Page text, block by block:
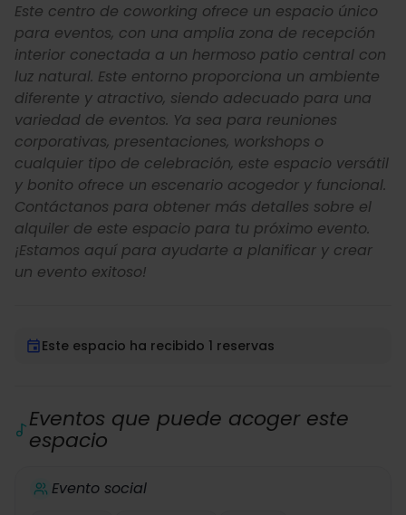
Este centro de coworking ofrece un espacio único
para eventos, con una amplia zona de recepción
interior conectada a un hermoso patio central con
luz natural. Este entorno proporciona un ambiente
diferente y atractivo, siendo adecuado para una
variedad de eventos. Ya sea para reuniones
corporativas, presentaciones, workshops o
cualquier tipo de celebración, este espacio versátil
y bonito ofrece un escenario acogedor y funcional.
Contáctanos para obtener más detalles sobre el
alquiler de este espacio para tu próximo evento.
¡Estamos aquí para ayudarte a planificar y crear
un evento exitoso!
Este espacio ha recibido 1 reservas
Eventos que puede acoger este
espacio
Evento social